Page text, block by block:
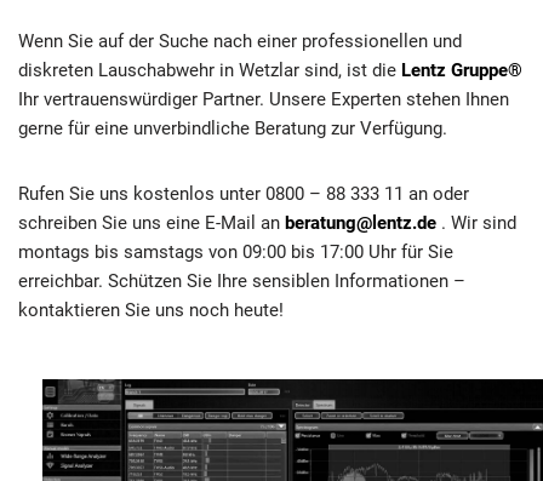
Wenn Sie auf der Suche nach einer professionellen und
diskreten Lauschabwehr in Wetzlar sind, ist die Lentz Gruppe®
Ihr vertrauenswürdiger Partner. Unsere Experten stehen Ihnen
gerne für eine unverbindliche Beratung zur Verfügung.
Rufen Sie uns kostenlos unter 0800 – 88 333 11 an oder
schreiben Sie uns eine E-Mail an beratung@lentz.de . Wir sind
montags bis samstags von 09:00 bis 17:00 Uhr für Sie
erreichbar. Schützen Sie Ihre sensiblen Informationen –
kontaktieren Sie uns noch heute!